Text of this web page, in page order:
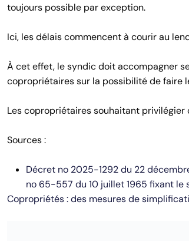
toujours possible par exception.
Ici, les délais commencent à courir au
À cet effet, le syndic doit accompagner
copropriétaires sur la possibilité de faire
Les copropriétaires souhaitant
Sources :
Décret no 2025-1292 du 22
no 65-557 du 10 juillet 1965 fixant
Copropriétés : des mesures de